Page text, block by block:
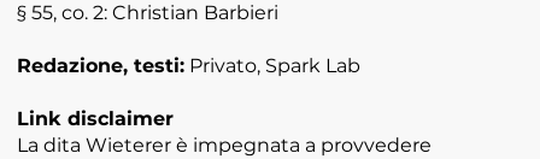
§ 55, co. 2: Christian Barbieri
Redazione, testi: Privato, Spark Lab
Link disclaimer
La dita Wieterer è impegnata a provvedere